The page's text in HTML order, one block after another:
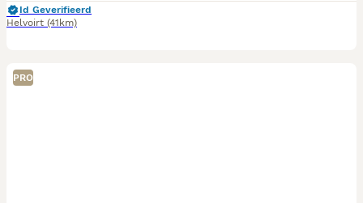
Id Geverifieerd
Helvoirt (41km)
PRO